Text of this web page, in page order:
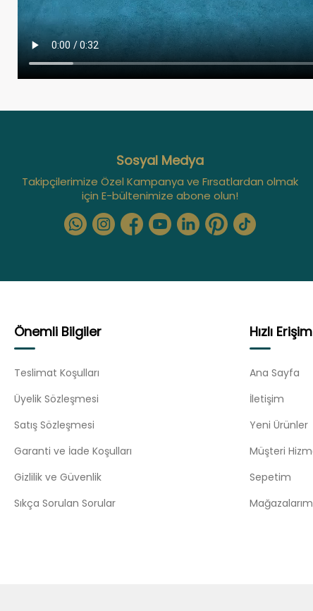
Sosyal Medya
Takipçilerimize Özel Kampanya ve Fırsatlardan olmak
için E-bültenimize abone olun!
Önemli Bilgiler
Teslimat Koşulları
Üyelik Sözleşmesi
Satış Sözleşmesi
Garanti ve İade Koşulları
Gizlilik ve Güvenlik
Sıkça Sorulan Sorular
Hızlı Erişim
Ana Sayfa
İletişim
Yeni Ürünler
Müşteri
Sepetim